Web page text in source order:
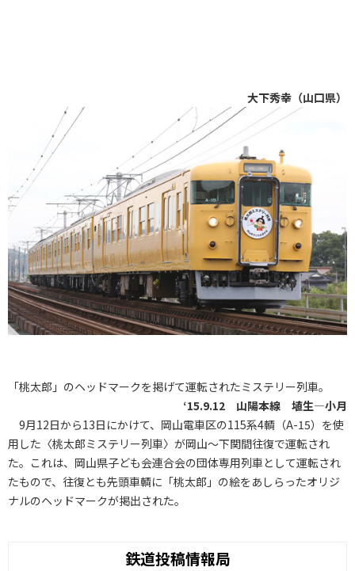
大下秀幸（山口県）
「桃太郎」のヘッドマークを掲げて運転されたミステリー列車。
‘15.9.12 山陽本線 埴生―小月
9月12日から13日にかけて、岡山電車区の115系4輌（A-15）を使
用した〈桃太郎ミステリー列車〉が岡山～下関間往復で運転され
た。これは、岡山県子ども会連合会の団体専用列車として運転され
たもので、往復とも先頭車輌に「桃太郎」の絵をあしらったオリジ
ナルのヘッドマークが掲出された。
鉄道投稿情報局